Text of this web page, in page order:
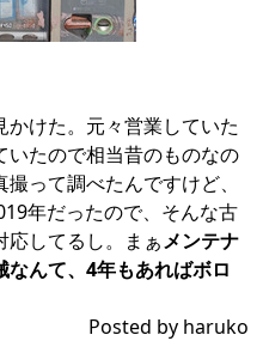
けた。元々営業していた
いたので相当昔のものなの
って調べたんですけど、
年だったので、そんな古
応してるし。まぁメンテナ
んて、4年もあればボロ
Posted by haruko